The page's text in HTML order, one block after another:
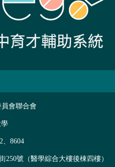
會聯合會
、8604
250號（醫學綜合大樓後棟四樓）